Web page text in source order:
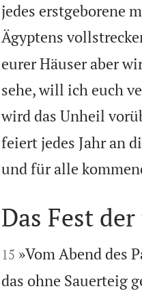
jedes erstgeborene
Ägyptens
eurer Häuser aber
sehe, will ich euch
wird das Unheil
feiert jedes Jahr an
und für alle

Das Fest

15 »Vom Abend des
das ohne Sauerteig